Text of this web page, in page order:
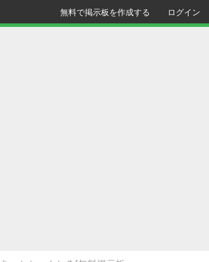
無料で掲示板を作成する ログイン